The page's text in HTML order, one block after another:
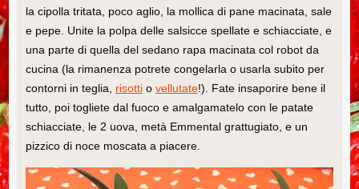
la cipolla tritata, poco aglio, la mollica di pane macinata, sale
e pepe. Unite la polpa delle salsicce spellate e schiacciate, e
una parte di quella del sedano rapa macinata col robot da
cucina (la rimanenza potrete congelarla o usarla subito per
contorni in teglia, risottio vellutate!). Fate insaporire bene il
tutto, poi togliete dal fuoco e amalgamatelo con le patate
schiacciate, le 2 uova, metà Emmental grattugiato, e un
pizzico di noce moscata a piacere.